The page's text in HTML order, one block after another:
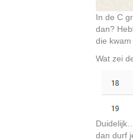
In de C
dan?
die
Wat zei
dan durf